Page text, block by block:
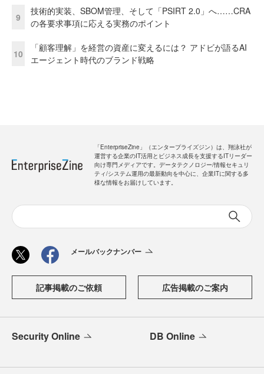
9
技術的実装、SBOM管理、そして「PSIRT 2.0」へ……CRA
の各要求事項に応える実務のポイント
10
「顧客理解」を経営の資産に変えるには？ アドビが語るAI
エージェント時代のブランド戦略
「EnterpriseZine」（エンタープライズジン）は、翔泳社が
運営する企業のIT活用とビジネス成長を支援するITリーダー
向け専門メディアです。データテクノロジー/情報セキュリ
ティ/システム運用の最新動向を中心に、企業ITに関する多
様な情報をお届けしています。
メールバックナンバー
記事掲載のご依頼 広告掲載のご案内
Security Online DB Online